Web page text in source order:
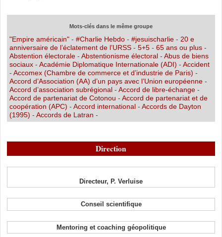
Mots-clés dans le même groupe
"Empire américain"- #Charlie Hebdo- #jesuischarlie- 20 e
anniversaire de l’éclatement de l’URSS- 5+5- 65 ans ou plus-
Abstention électorale- Abstentionisme électoral- Abus de biens
sociaux- Académie Diplomatique Internationale (ADI) - Accident
- Accomex (Chambre de commerce et d’industrie de Paris) -
Accord d’Association (AA) d’un pays avec l’Union européenne-
Accord d’association subrégional- Accord de libre-échange-
Accord de partenariat de Cotonou - Accord de partenariat et de
coopération (APC) - Accord international- Accords de Dayton
(1995) - Accords de Latran -
Direction
Directeur, P. Verluise
Conseil scientifique
Mentoring et coaching géopolitique